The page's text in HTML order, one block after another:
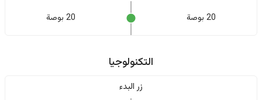
20 بوصة 20 بوصة
التكنولوجيا
زر البدء